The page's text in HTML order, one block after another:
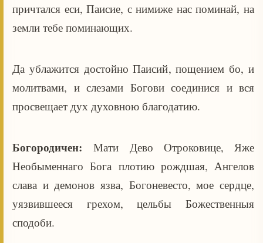
причтался еси, Паисие, с нимиже нас поминай, на
земли тебе поминающих.
Да ублажится достойно Паисий, пощением бо, и
молитвами, и слезами Богови соединися и вся
просвещает дух духовною благодатию.
Богородичен:Мати Дево Отроковице, Яже
Необыменнаго Бога плотию рождшая, Ангелов
слава и демонов язва, Богоневесто, мое сердце,
уязвившееся грехом, цельбы Божественныя
сподоби.